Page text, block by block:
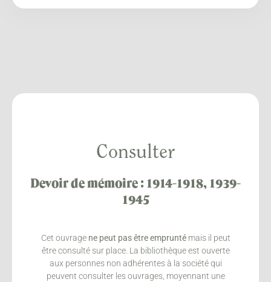
Consulter
Devoir de mémoire : 1914-1918, 1939-
1945
Cet ouvrage ne peut pas être empruntémais il peut
être consulté sur place. La bibliothèque est ouverte
aux personnes non adhérentes à la société qui
peuvent consulter les ouvrages, moyennant une